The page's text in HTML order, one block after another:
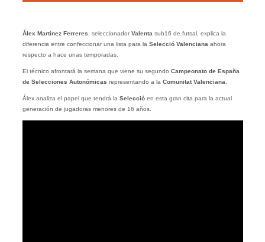
Álex Martínez Ferreres , seleccionadorValenta sub16 de futsal, explica la
diferencia entre confeccionar una lista para la Selecció Valenciana ahora
respecto a hace unas temporadas.
El técnico afrontará la semana que viene su segundo Campeonato de España
de Selecciones Autonómicas representando a la Comunitat Valenciana
Álex analiza el papel que tendrá la Seleccióen esta gran cita para la actual
generación de jugadoras menores de 16 años.